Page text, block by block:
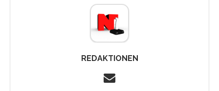
REDAKTIONEN